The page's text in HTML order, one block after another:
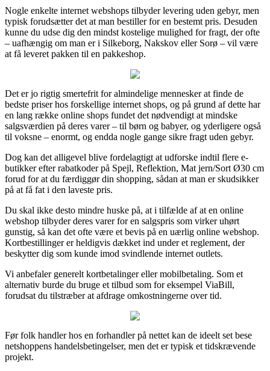
Nogle enkelte internet webshops tilbyder levering uden gebyr, men
typisk forudsætter det at man bestiller for en bestemt pris. Desuden
kunne du udse dig den mindst kostelige mulighed for fragt, der ofte
– uafhængig om man er i Silkeborg, Nakskov eller Sorø – vil være
at få leveret pakken til en pakkeshop.
Det er jo rigtig smertefrit for almindelige mennesker at finde de
bedste priser hos forskellige internet shops, og på grund af dette har
en lang række online shops fundet det nødvendigt at mindske
salgsværdien på deres varer – til børn og babyer, og yderligere også
til voksne – enormt, og endda nogle gange sikre fragt uden gebyr.
Dog kan det alligevel blive fordelagtigt at udforske indtil flere e-
butikker efter rabatkoder på Spejl, Reflektion, Mat jern/Sort Ø30 cm
forud for at du færdiggør din shopping, sådan at man er skudsikker
på at få fat i den laveste pris.
Du skal ikke desto mindre huske på, at i tilfælde af at en online
webshop tilbyder deres varer for en salgspris som virker uhørt
gunstig, så kan det ofte være et bevis på en uærlig online webshop.
Kortbestillinger er heldigvis dækket ind under et reglement, der
beskytter dig som kunde imod svindlende internet outlets.
Vi anbefaler generelt kortbetalinger eller mobilbetaling. Som et
alternativ burde du bruge et tilbud som for eksempel ViaBill,
forudsat du tilstræber at afdrage omkostningerne over tid.
Før folk handler hos en forhandler på nettet kan de ideelt set bese
netshoppens handelsbetingelser, men det er typisk et tidskrævende
projekt.